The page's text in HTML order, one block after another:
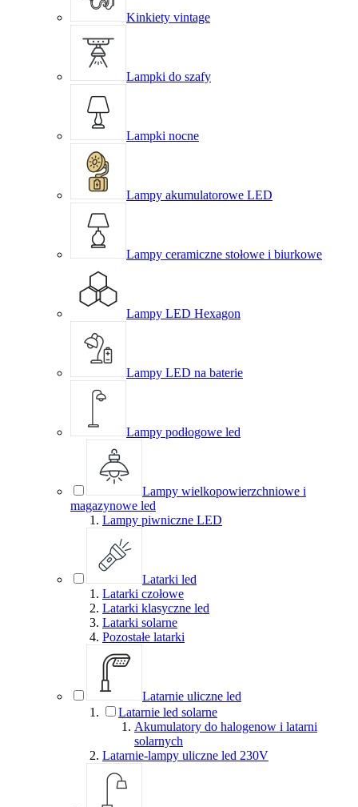
Kinkiety vintage
Lampki do szafy
Lampki nocne
Lampy akumulatorowe LED
Lampy ceramiczne stołowe i biurkowe
Lampy LED Hexagon
Lampy LED na baterie
Lampy podłogowe led
Lampy wielkopowierzchniowe i
magazynowe led
Lampy piwniczne LED
Latarki led
Latarki czołowe
Latarki klasyczne led
Latarki solarne
Pozostałe latarki
Latarnie uliczne led
Latarnie led solarne
Akumulatory do halogenow i latarni
solarnych
Latarnie-lampy uliczne led 230V